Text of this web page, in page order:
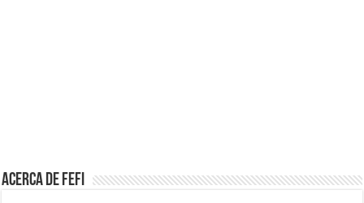
Acerca de Fefi